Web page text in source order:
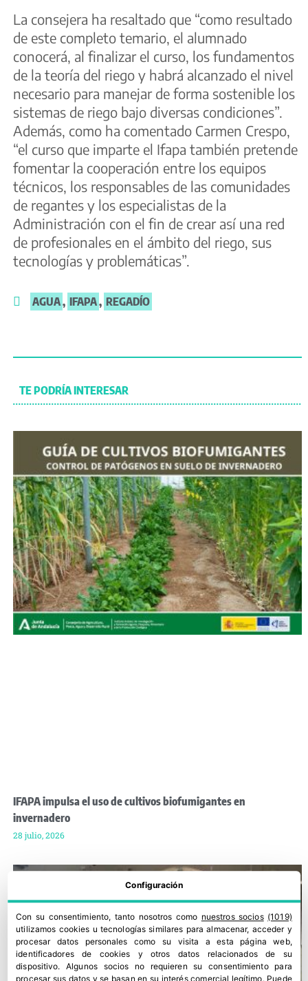
La consejera ha resaltado que “como resultado
de este completo temario, el alumnado
conocerá, al finalizar el curso, los fundamentos
de la teoría del riego y habrá alcanzado el nivel
necesario para manejar de forma sostenible los
sistemas de riego bajo diversas condiciones”.
Además, como ha comentado Carmen Crespo,
“el curso que imparte el Ifapa también pretende
fomentar la cooperación entre los equipos
técnicos, los responsables de las comunidades
de regantes y los especialistas de la
Administración con el fin de crear así una red
de profesionales en el ámbito del riego, sus
tecnologías y problemáticas”.
AGUA, IFAPA, REGADÍO
TE PODRÍA INTERESAR
IFAPA impulsa el uso de cultivos biofumigantes en
invernadero
28 julio, 2026
Configuración
Con su consentimiento, tanto nosotros como nuestros socios (1019)
utilizamos cookies u tecnologías similares para almacenar, acceder y
procesar datos personales como su visita a esta página web,
identificadores de cookies y otros datos relacionados de su
dispositivo. Algunos socios no requieren su consentimiento para
procesar sus datos y se basan en su interés comercial legítimo. Puede